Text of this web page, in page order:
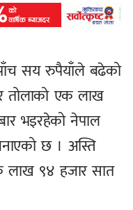
सय रुपैयाँले बढेको
एक लाख
भइरहेको नेपाल
छ । अस्ति
लाख ९४ हजार सात